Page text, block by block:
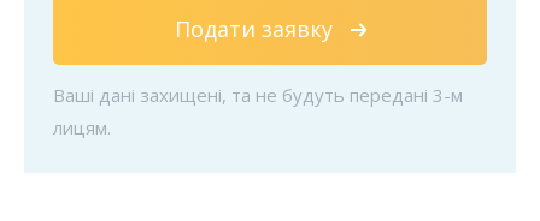
Подати заявку
Ваші дані захищені, та не будуть передані 3-м
лицям.